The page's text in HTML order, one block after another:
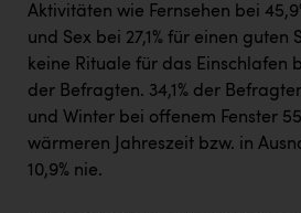
Aktivitäten wie Fernsehen bei
und Sex bei 27,1% für einen guten
keine Rituale für das Einschlafen
der Befragten. 34,1% der
und Winter bei offenem Fenster
wärmeren Jahreszeit bzw. in
10,9% nie.